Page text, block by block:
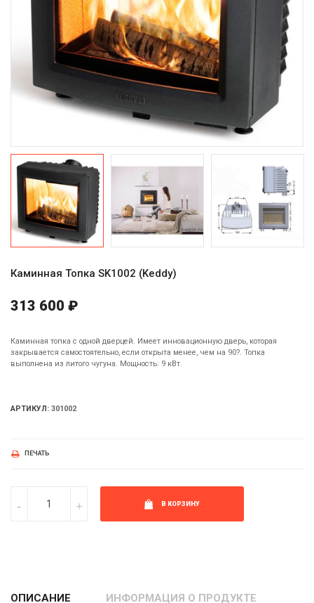
Каминная Топка SK1002 (Keddy)
313 600 ₽
Каминная топка с одной дверцей. Имеет инновационную дверь, которая
закрывается самостоятельно, если открыта менее, чем на 90?. Топка
выполнена из литого чугуна. Мощность: 9 кВт.
АРТИКУЛ: 301002
ПЕЧАТЬ
В КОРЗИНУ
ОПИСАНИЕ ИНФОРМАЦИЯ О ПРОДУКТЕ